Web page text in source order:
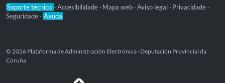
Soporte técnico -Accesibilidade - Mapa web -Aviso legal - Privacidade -
Seguridade - Axuda
© 2026 Plataforma de Administración Electrónica · Deputación Provincial da
Coruña